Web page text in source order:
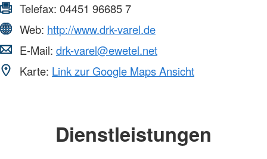
Telefax: 04451 96685 7
Web: http://www.drk-varel.de
E-Mail: drk-varel@ewetel.net
Karte: Link zur Google Maps Ansicht
Dienstleistungen